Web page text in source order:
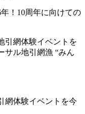
！10周年に向けての
網体験イベントを今